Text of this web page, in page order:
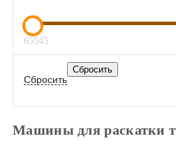
65545
Машины для раскатки